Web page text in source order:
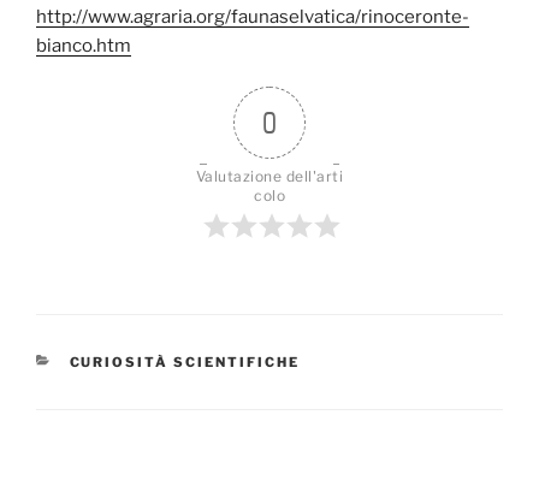
http://www.agraria.org/faunaselvatica/rinoceronte-
bianco.htm
0
Valutazione dell'arti
colo
CATEGORIE
CURIOSITÀ SCIENTIFICHE